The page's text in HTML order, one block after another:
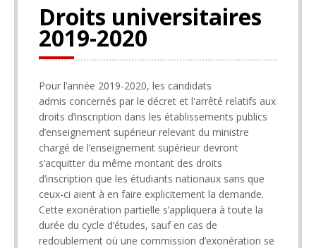
Droits universitaires
2019-2020
Pour l’année 2019-2020, les candidats
admis concernés par le décret et l'arrêté relatifs aux
droits d’inscription dans les établissements publics
d’enseignement supérieur relevant du ministre
chargé de l’enseignement supérieur devront
s’acquitter du même montant des droits
d’inscription que les étudiants nationaux sans que
ceux-ci aient à en faire explicitement la demande.
Cette exonération partielle s’appliquera à toute la
durée du cycle d’études, sauf en cas de
redoublement où une commission d’exonération se